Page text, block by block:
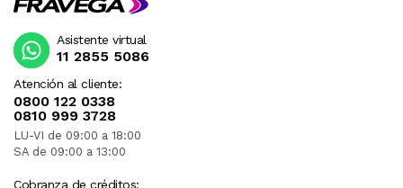
Atención al cliente:
0800 122 0338
0810 999 3728
LU-VI de 09:00 a 18:00
SA de 09:00 a 13:00
Cobranza de créditos:
Asistente virtual
11 2855 5086